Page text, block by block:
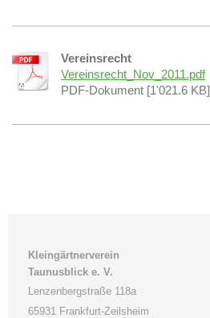
Vereinsrecht
Vereinsrecht_Nov_2011.pdf
PDF-Dokument [1'021.6 KB]
Kleingärtnerverein
Taunusblick e. V.
Lenzenbergstraße 118a
65931 Frankfurt-Zeilsheim